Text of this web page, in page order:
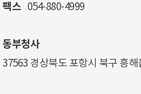
팩스 054-880-4999
동부청사
37563 경상북도 포항시 북구 흥